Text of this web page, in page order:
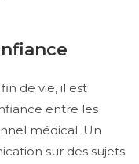
de vie, il est
entre les
médical. Un
sur des sujets